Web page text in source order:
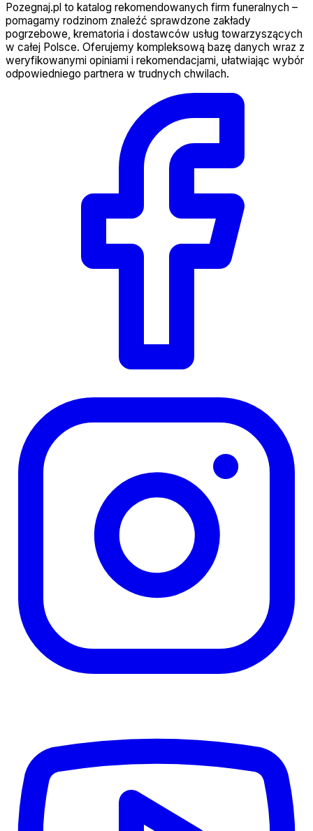
Pozegnaj.pl to katalog rekomendowanych firm funeralnych –
pomagamy rodzinom znaleźć sprawdzone zakłady
pogrzebowe, krematoria i dostawców usług towarzyszących
w całej Polsce. Oferujemy kompleksową bazę danych wraz z
weryfikowanymi opiniami i rekomendacjami, ułatwiając wybór
odpowiedniego partnera w trudnych chwilach.